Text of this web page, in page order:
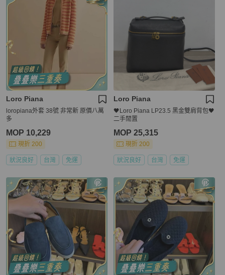
Loro Piana
loropiana外套 38號 非常新 原價八萬
多
MOP 10,229
現折 200
狀況良好 台灣 免運
Loro Piana
🖤Loro Piana LP23.5 黑金雙肩背包🖤
二手閒置
MOP 25,315
現折 200
狀況良好 台灣 免運